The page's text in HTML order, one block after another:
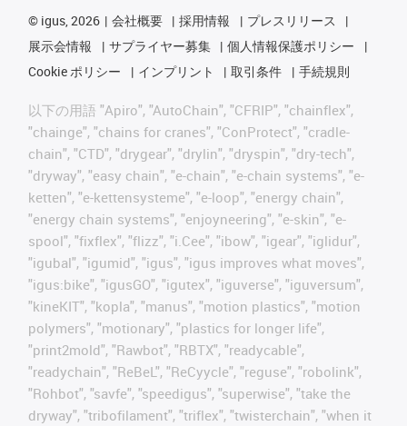
© igus, 2026 会社概要 採用情報
プレスリリース
展示会情報
サプライヤー募集
個人情報保護ポリシー
Cookie ポリシー
インプリント 取引条件 手続規則
以下の用語 "Apiro", "AutoChain", "CFRIP", "chainflex",
"chainge", "chains for cranes", "ConProtect", "cradle-
chain", "CTD", "drygear", "drylin", "dryspin", "dry-tech",
"dryway", "easy chain", "e-chain", "e-chain systems", "e-
ketten", "e-kettensysteme", "e-loop", "energy chain",
"energy chain systems", "enjoyneering", "e-skin", "e-
spool", "fixflex", "flizz", "i.Cee", "ibow", "igear", "iglidur",
"igubal", "igumid", "igus", "igus improves what moves",
"igus:bike", "igusGO", "igutex", "iguverse", "iguversum",
"kineKIT", "kopla", "manus", "motion plastics", "motion
polymers", "motionary", "plastics for longer life",
"print2mold", "Rawbot", "RBTX", "readycable",
"readychain", "ReBeL", "ReCyycle", "reguse", "robolink",
"Rohbot", "savfe", "speedigus", "superwise", "take the
dryway", "tribofilament", "triflex", "twisterchain", "when it